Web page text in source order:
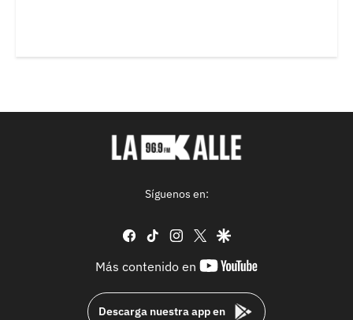
Síguenos en:
facebook
tiktok instagram
twittergoogle
Más contenido en
youtube-
Descarga nuestra app en